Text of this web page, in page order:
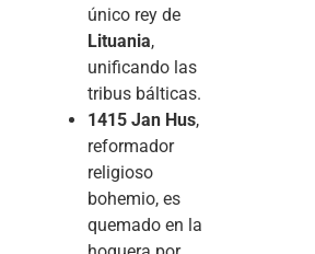
único rey de
Lituania,
unificando las
tribus bálticas.
1415 Jan Hus,
reformador
religioso
bohemio, es
quemado en la